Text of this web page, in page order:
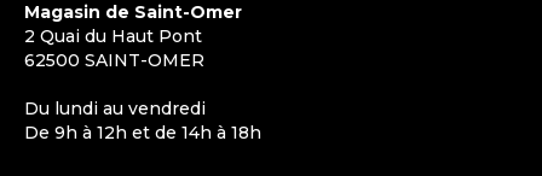
Magasin de Saint-Omer
2 Quai du Haut Pont
62500 SAINT-OMER
Du lundi au vendredi
De 9h à 12h et de 14h à 18h